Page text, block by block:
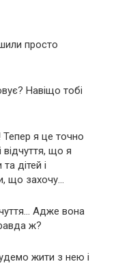
просто
Навіщо тобі
Тепер я це точно
що я
дітей і
що захочу…
Адже вона
ж?
жити з нею і